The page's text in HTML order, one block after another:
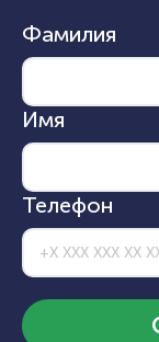
Фамилия
Имя
Телефон